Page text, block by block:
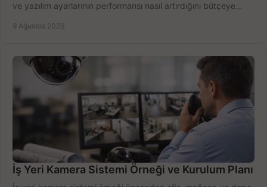
ve yazılım ayarlarının performansı nasıl artırdığını bütçeye
9 Ağustos 2026
İş Yeri Kamera Sistemi Örneği ve Kurulum Planı